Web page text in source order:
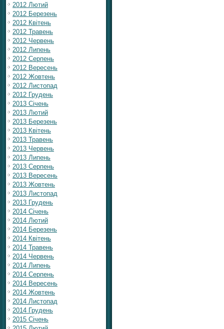
2012 Лютий
2012 Березень
2012 Квітень
2012 Травень
2012 Червень
2012 Липень
2012 Серпень
2012 Вересень
2012 Жовтень
2012 Листопад
2012 Грудень
2013 Січень
2013 Лютий
2013 Березень
2013 Квітень
2013 Травень
2013 Червень
2013 Липень
2013 Серпень
2013 Вересень
2013 Жовтень
2013 Листопад
2013 Грудень
2014 Січень
2014 Лютий
2014 Березень
2014 Квітень
2014 Травень
2014 Червень
2014 Липень
2014 Серпень
2014 Вересень
2014 Жовтень
2014 Листопад
2014 Грудень
2015 Січень